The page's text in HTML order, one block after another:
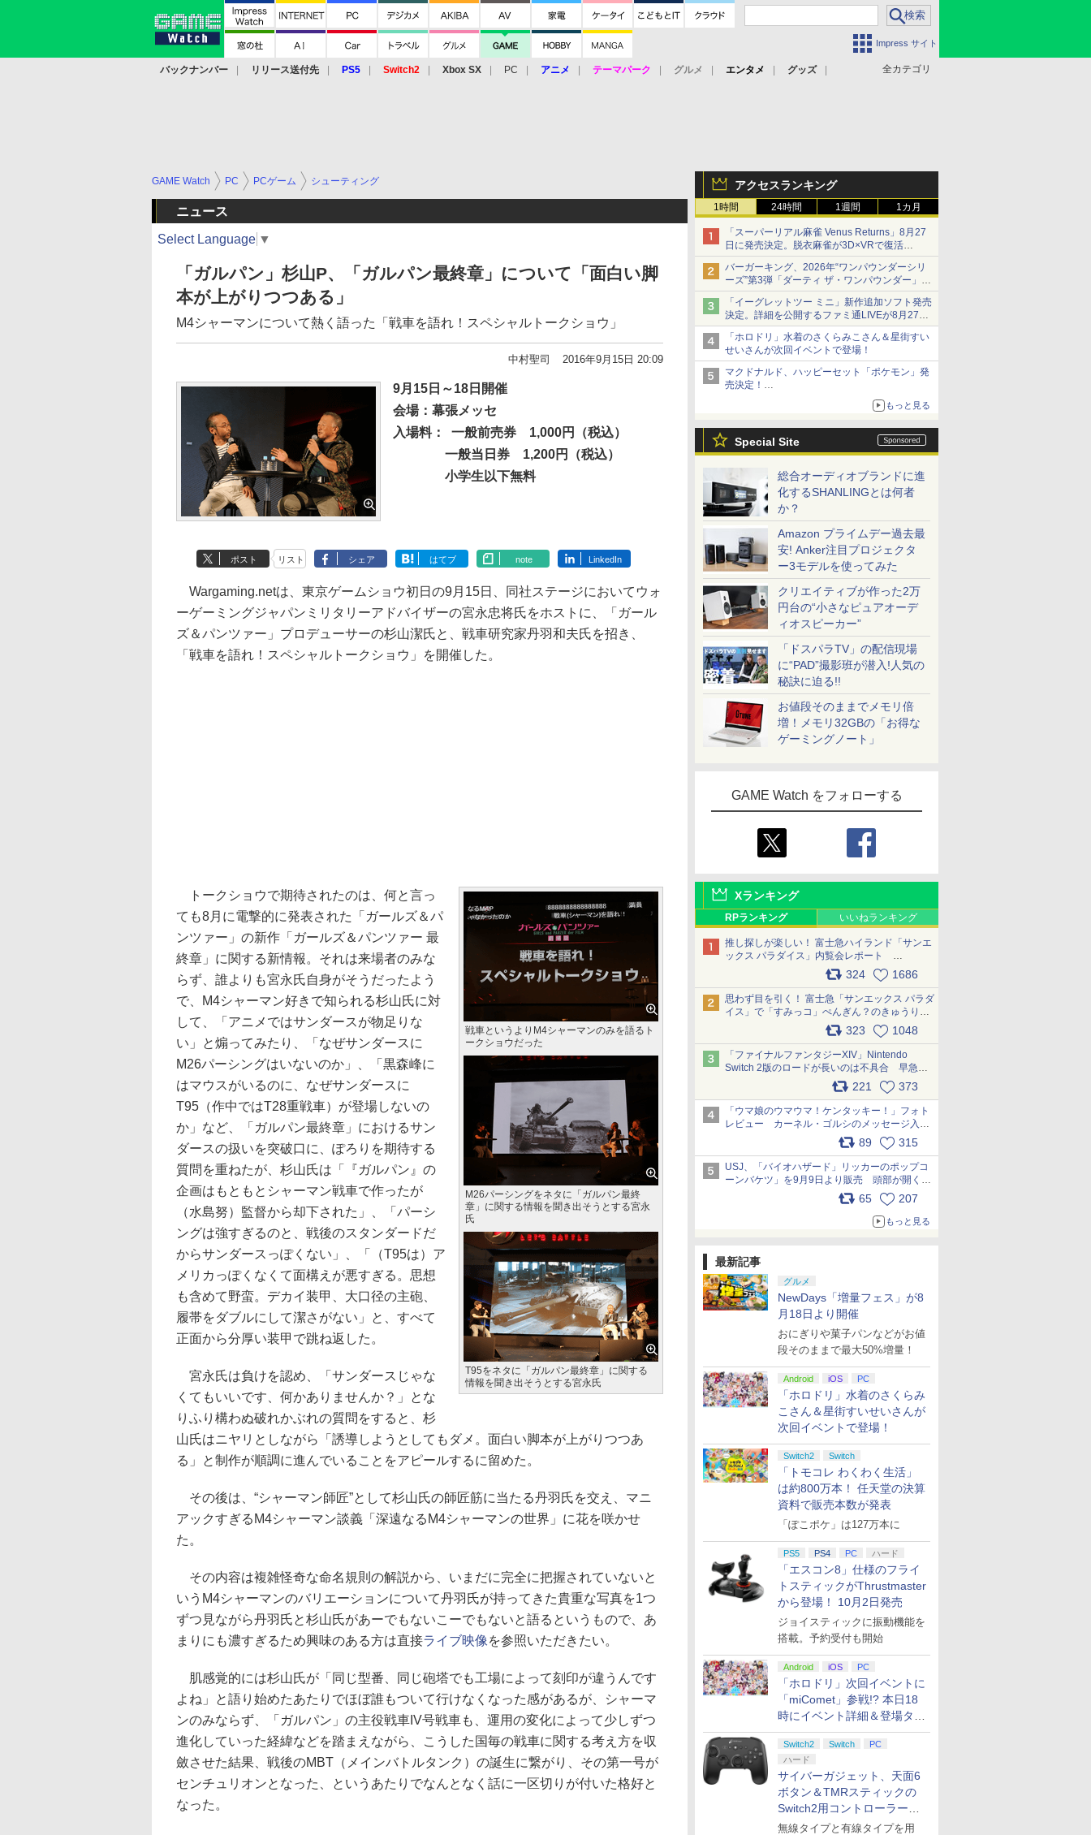
Impress サイト
全カテゴリ
バックナンバー リリース送付先 PS5 Switch2 Xbox SX PC アニメ テーマパーク グルメ エンタメ
グッズ
アクセスランキング
1時間 24時間 1週間 1カ月
「スーパーリアル麻雀 Venus Returns」8月27
日に発売決定。脱衣麻雀が3D×VRで復活
発売から2週間は20%オフになるセールが実施
バーガーキング、2026年“ワンパウンダーシリ
ーズ”第3弾「ダーティ ザ・ワンパウンダー」を
8月7日発売
「特製ガーリックマヨソース」を使用した超大
型チーズバーガー
「イーグレットツー ミニ」新作追加ソフト発売
決定。詳細を公開するファミ通LIVEが8月27日
20時から配信
シリーズ累計100タイトルへ
「ホロドリ」水着のさくらみこさん＆星街すい
せいさんが次回イベントで登場！
マクドナルド、ハッピーセット「ポケモン」発
売決定！
ポケモン30周年記念で30匹が大集合
もっと見る
Special Site
総合オーディオブランドに進
化するSHANLINGとは何者
か？
Amazon プライムデー過去最
安! Anker注目プロジェクタ
ー3モデルを使ってみた
クリエイティブが作った2万
円台の“小さなピュアオーデ
ィオスピーカー”
「ドスパラTV」の配信現場
に“PAD”撮影班が潜入!人気の
秘訣に迫る!!
お値段そのままでメモリ倍
増！メモリ32GBの「お得な
ゲーミングノート」
GAME Watch をフォローする
Xランキング
RPランキング いいねランキング
推し探しが楽しい！ 富士急ハイランド「サンエ
ックス パラダイス」内覧会レポート
324 1686
思わず目を引く！ 富士急「サンエックス パラダ
イス」で「すみっコ」ぺんぎん？のきゅうりド
ッグを食べてみた イラストそのままのメニュ
ー化に挑戦。これが意外にもおいしい
pic.x.com/Kgl04hZaeg
323 1048
「ファイナルファンタジーXIV」Nintendo
Switch 2版のロードが長いのは不具合 早急に
アップデートできるよう対応中221 373
「ウマ娘のウマウマ！ケンタッキー！」フォト
レビュー カーネル・ゴルシのメッセージ入り
パッケージや描き下ろしトレカなどが登場
89 315
USJ、「バイオハザード」リッカーのポップコ
ーンバケツ」を9月9日より販売 頭部が開く仕
組み。味は恐怖を堪のう「味噌フレーバー」
65 207
もっと見る
最新記事
グルメ
NewDays「増量フェス」が8
月18日より開催
おにぎりや菓子パンなどがお値
段そのままで最大50%増量！
Android iOS PC
「ホロドリ」水着のさくらみ
こさん＆星街すいせいさんが
次回イベントで登場！
Switch2 Switch
「トモコレ わくわく生活」
は約800万本！ 任天堂の決算
資料で販売本数が発表
「ぽこポケ」は127万本に
PS5 PS4 PC ハード
「エスコン8」仕様のフライ
トスティックがThrustmaster
から登場！ 10月2日発売
ジョイスティックに振動機能を
搭載。予約受付も開始
Android iOS PC
「ホロドリ」次回イベントに
「miComet」参戦!? 本日18
時にイベント詳細＆登場タレ
ント公開
Switch2 Switch
PC
ハード
サイバーガジェット、天面6
ボタン＆TMRスティックの
Switch2用コントローラーを9
月下旬発売！
無線タイプと有線タイプを用
GAME Watch PC PCゲーム シューティング
ニュース
Select Language ▼
「ガルパン」杉山P、「ガルパン最終章」について「面白い脚
本が上がりつつある」
M4シャーマンについて熱く語った「戦車を語れ！スペシャルトークショウ」
中村聖司 2016年9月15日 20:09
9月15日～18日開催
会場：幕張メッセ
入場料：
一般前売券 1,000円（税込）
一般当日券 1,200円（税込）
小学生以下無料
ポスト リスト シェア はてブ note LinkedIn
Wargaming.netは、東京ゲームショウ初日の9月15日、同社ステージにおいてウォ
ーゲーミングジャパンミリタリーアドバイザーの宮永忠将氏をホストに、「ガール
ズ＆パンツァー」プロデューサーの杉山潔氏と、戦車研究家丹羽和夫氏を招き、
「戦車を語れ！スペシャルトークショウ」を開催した。
戦車というよりM4シャーマンのみを語るト
ークショウだった
M26パーシングをネタに「ガルパン最終
章」に関する情報を聞き出そうとする宮永
氏
T95をネタに「ガルパン最終章」に関する
情報を聞き出そうとする宮永氏
トークショウで期待されたのは、何と言っ
ても8月に電撃的に発表された「ガールズ＆パ
ンツァー」の新作「ガールズ＆パンツァー 最
終章」に関する新情報。それは来場者のみな
らず、誰よりも宮永氏自身がそうだったよう
で、M4シャーマン好きで知られる杉山氏に対
して、「アニメではサンダースが物足りな
い」と煽ってみたり、「なぜサンダースに
M26パーシングはいないのか」、「黒森峰に
はマウスがいるのに、なぜサンダースに
T95（作中ではT28重戦車）が登場しないの
か」など、「ガルパン最終章」におけるサン
ダースの扱いを突破口に、ぽろりを期待する
質問を重ねたが、杉山氏は「『ガルパン』の
企画はもともとシャーマン戦車で作ったが
（水島努）監督から却下された」、「パーシ
ングは強すぎるのと、戦後のスタンダードだ
からサンダースっぽくない」、「（T95は）ア
メリカっぽくなくて面構えが悪すぎる。思想
も含めて野蛮。デカイ装甲、大口径の主砲、
履帯をダブルにして潔さがない」と、すべて
正面から分厚い装甲で跳ね返した。
宮永氏は負けを認め、「サンダースじゃな
くてもいいです、何かありませんか？」とな
りふり構わぬ破れかぶれの質問をすると、杉
山氏はニヤリとしながら「誘導しようとしてもダメ。面白い脚本が上がりつつあ
る」と制作が順調に進んでいることをアピールするに留めた。
その後は、“シャーマン師匠”として杉山氏の師匠筋に当たる丹羽氏を交え、マニ
アックすぎるM4シャーマン談義「深遠なるM4シャーマンの世界」に花を咲かせ
た。
その内容は複雑怪奇な命名規則の解説から、いまだに完全に把握されていないと
いうM4シャーマンのバリエーションについて丹羽氏が持ってきた貴重な写真を1つ
ずつ見ながら丹羽氏と杉山氏があーでもないこーでもないと語るというもので、あ
まりにも濃すぎるため興味のある方は直接ライブ映像を参照いただきたい。
肌感覚的には杉山氏が「同じ型番、同じ砲塔でも工場によって刻印が違うんです
よね」と語り始めたあたりでほぼ誰もついて行けなくなった感があるが、シャーマ
ンのみならず、「ガルパン」の主役戦車IV号戦車も、運用の変化によって少しずつ
進化していった経緯などを踏まえながら、こうした国毎の戦車に関する考え方を収
斂させた結果、戦後のMBT（メインバトルタンク）の誕生に繋がり、その第一号が
センチュリオンとなった、というあたりでなんとなく話に一区切りが付いた格好と
なった。